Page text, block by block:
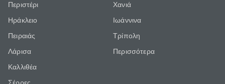
Περιστέρι
Ηράκλειο
Πειραιάς
Λάρισα
Καλλιθέα
Χανιά
Ιωάννινα
Τρίπολη
Περισσότερα